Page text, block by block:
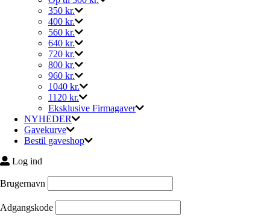
350 kr.
400 kr.
560 kr.
640 kr.
720 kr.
800 kr.
960 kr.
1040 kr.
1120 kr.
Eksklusive Firmagaver
NYHEDER
Gavekurve
Bestil gaveshop
Log ind
Brugernavn
Adgangskode